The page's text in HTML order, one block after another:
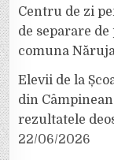
Centru de zi
de separare
comuna
Elevii de la
din
rezultatele
22/06/2026